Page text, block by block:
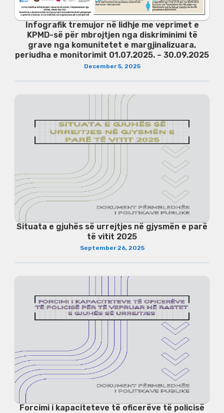
Infografik tremujor në lidhje me veprimet e
KPMD-së për mbrojtjen nga diskriminimi të
grave nga komunitetet e margjinalizuara,
periudha e monitorimit 01.07.2025. – 30.09.2025
December 5, 2025
Situata e gjuhës së urrejtjes në gjysmën e parë
të vitit 2025
September 26, 2025
Forcimi i kapaciteteve të oficerëve të policisë